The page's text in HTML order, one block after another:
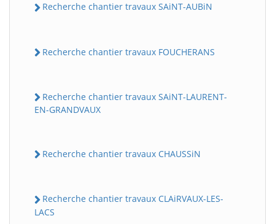
Recherche chantier travaux SAiNT-AUBiN
Recherche chantier travaux FOUCHERANS
Recherche chantier travaux SAiNT-LAURENT-
EN-GRANDVAUX
Recherche chantier travaux CHAUSSiN
Recherche chantier travaux CLAiRVAUX-LES-
LACS